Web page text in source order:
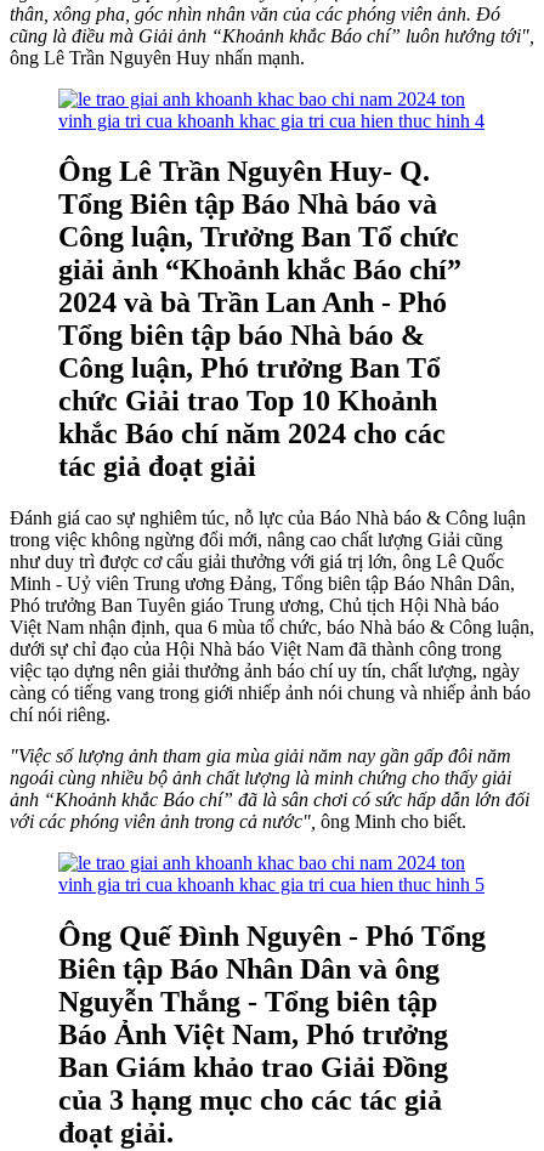
thân, xông pha, góc nhìn nhân văn của các phóng viên ảnh. Đó
cũng là điều mà Giải ảnh “Khoảnh khắc Báo chí” luôn hướng tới",
ông Lê Trần Nguyên Huy nhấn mạnh.
Ông Lê Trần Nguyên Huy- Q.
Tổng Biên tập Báo Nhà báo và
Công luận, Trưởng Ban Tổ chức
giải ảnh “Khoảnh khắc Báo chí”
2024 và bà Trần Lan Anh - Phó
Tổng biên tập báo Nhà báo &
Công luận, Phó trưởng Ban Tổ
chức Giải trao Top 10 Khoảnh
khắc Báo chí năm 2024 cho các
tác giả đoạt giải
Đánh giá cao sự nghiêm túc, nỗ lực của Báo Nhà báo & Công luận
trong việc không ngừng đổi mới, nâng cao chất lượng Giải cũng
như duy trì được cơ cấu giải thưởng với giá trị lớn, ông Lê Quốc
Minh - Uỷ viên Trung ương Đảng, Tổng biên tập Báo Nhân Dân,
Phó trưởng Ban Tuyên giáo Trung ương, Chủ tịch Hội Nhà báo
Việt Nam nhận định, qua 6 mùa tổ chức, báo Nhà báo & Công luận,
dưới sự chỉ đạo của Hội Nhà báo Việt Nam đã thành công trong
việc tạo dựng nên giải thưởng ảnh báo chí uy tín, chất lượng, ngày
càng có tiếng vang trong giới nhiếp ảnh nói chung và nhiếp ảnh báo
chí nói riêng.
"Việc số lượng ảnh tham gia mùa giải năm nay gần gấp đôi năm
ngoái cùng nhiều bộ ảnh chất lượng là minh chứng cho thấy giải
ảnh “Khoảnh khắc Báo chí” đã là sân chơi có sức hấp dẫn lớn đối
với các phóng viên ảnh trong cả nước", ông Minh cho biết.
Ông Quế Đình Nguyên - Phó Tổng
Biên tập Báo Nhân Dân và ông
Nguyễn Thắng - Tổng biên tập
Báo Ảnh Việt Nam, Phó trưởng
Ban Giám khảo trao Giải Đồng
của 3 hạng mục cho các tác giả
đoạt giải.